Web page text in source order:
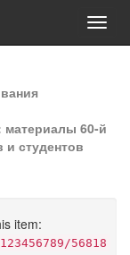
материалы 60-й
и студентов
item:
56818